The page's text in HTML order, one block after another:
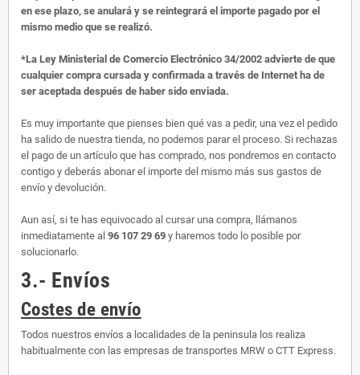
en ese plazo, se anulará y se reintegrará el importe pagado por el
mismo medio que se realizó.
*La Ley Ministerial de Comercio Electrónico 34/2002 advierte de que
cualquier compra cursada y confirmada a través de Internet ha de
ser aceptada después de haber sido enviada.
Es muy importante que pienses bien qué vas a pedir, una vez el pedido
ha salido de nuestra tienda, no podemos parar el proceso. Si rechazas
el pago de un artículo que has comprado, nos pondremos en contacto
contigo y deberás abonar el importe del mismo más sus gastos de
envío y devolución.
Aun así, si te has equivocado al cursar una compra, llámanos
inmediatamente al 96 107 29 69 y haremos todo lo posible por
solucionarlo.
3.- Envíos
Costes de envío
Todos nuestros envíos a localidades de la peninsula los realiza
habitualmente con las empresas de transportes MRW o CTT Express.